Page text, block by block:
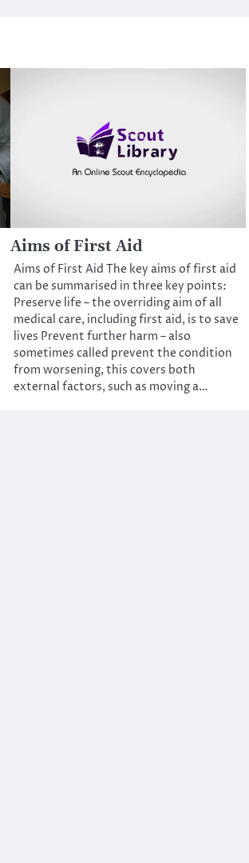
Aims of First Aid
Aims of First Aid The key aims of first aid
can be summarised in three key points:
Preserve life – the overriding aim of all
medical care, including first aid, is to save
lives Prevent further harm – also
sometimes called prevent the condition
from worsening, this covers both
external factors, such as moving a…